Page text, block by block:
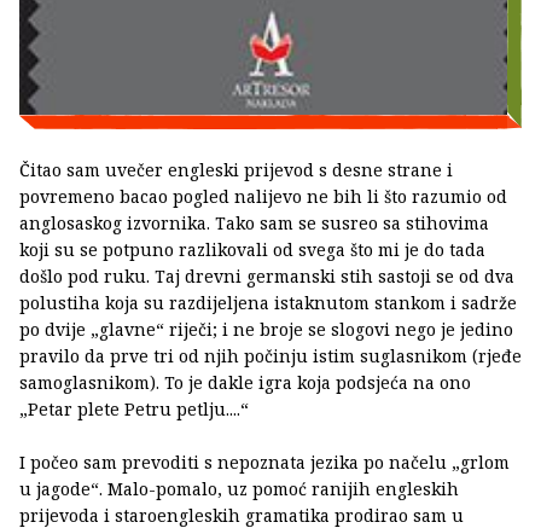
Čitao sam uvečer engleski prijevod s desne strane i
povremeno bacao pogled nalijevo ne bih li što razumio od
anglosaskog izvornika. Tako sam se susreo sa stihovima
koji su se potpuno razlikovali od svega što mi je do tada
došlo pod ruku. Taj drevni germanski stih sastoji se od dva
polustiha koja su razdijeljena istaknutom stankom i sadrže
po dvije „glavne“ riječi; i ne broje se slogovi nego je jedino
pravilo da prve tri od njih počinju istim suglasnikom (rjeđe
samoglasnikom). To je dakle igra koja podsjeća na ono
„Petar plete Petru petlju....“
I počeo sam prevoditi s nepoznata jezika po načelu „grlom
u jagode“. Malo-pomalo, uz pomoć ranijih engleskih
prijevoda i staroengleskih gramatika prodirao sam u